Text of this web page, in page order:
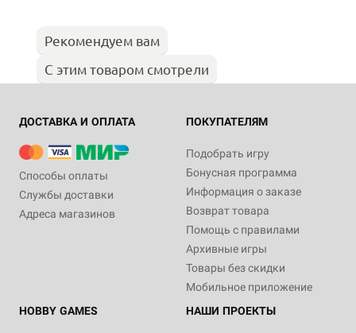
Рекомендуем вам
С этим товаром смотрели
ДОСТАВКА И ОПЛАТА
Способы оплаты
Службы доставки
Адреса магазинов
ПОКУПАТЕЛЯМ
Подобрать игру
Бонусная программа
Информация о заказе
Возврат товара
Помощь с правилами
Архивные игры
Товары без скидки
Мобильное приложение
HOBBY GAMES
НАШИ ПРОЕКТЫ